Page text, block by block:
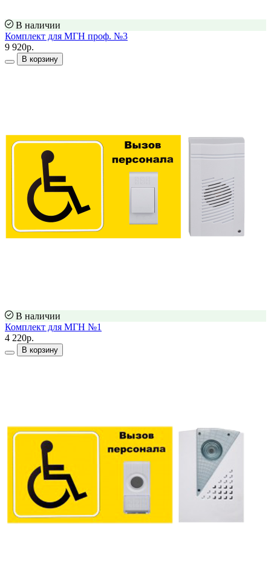
В наличии
Комплект для МГН проф. №3
9 920р.
В корзину
В наличии
Комплект для МГН №1
4 220р.
В корзину